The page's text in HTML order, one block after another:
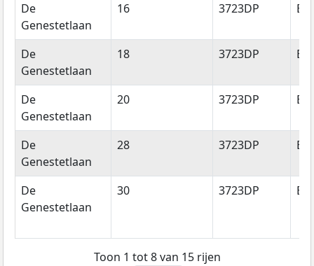
De
Genestetlaan
16 3723DP
De
Genestetlaan
18 3723DP
De
Genestetlaan
20 3723DP
De
Genestetlaan
28 3723DP
De
Genestetlaan
30 3723DP
Toon 1 tot 8 van 15 rijen